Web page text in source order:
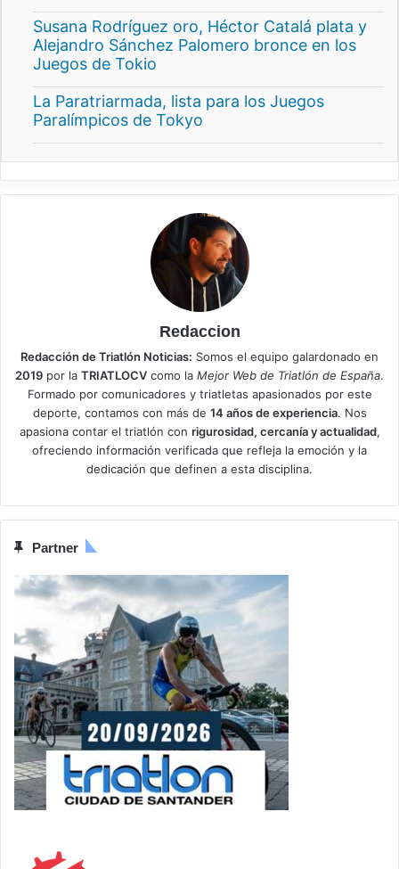
Susana Rodríguez oro, Héctor Catalá plata y
Alejandro Sánchez Palomero bronce en los
Juegos de Tokio
La Paratriarmada, lista para los Juegos
Paralímpicos de Tokyo
Redaccion
Redacción de Triatlón Noticias: Somos el equipo galardonado en
2019 por la TRIATLOCV como la Mejor Web de Triatlón de España.
Formado por comunicadores y triatletas apasionados por este
deporte, contamos con más de 14 años de experiencia. Nos
apasiona contar el triatlón con rigurosidad, cercanía y actualidad,
ofreciendo información verificada que refleja la emoción y la
dedicación que definen a esta disciplina.
Partner